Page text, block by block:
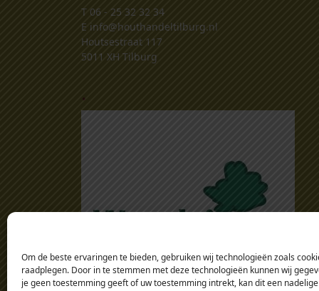
Om de beste ervaringen te bieden, gebruiken wij technologieën zoals
raadplegen. Door in te stemmen met deze technologieën kunnen wij
je geen toestemming geeft of uw toestemming intrekt, kan dit een
T 06 - 25 32 32 34
E info@houthandeltilburg.nl
Houtsestraat 117
5011 XH Tilburg
.